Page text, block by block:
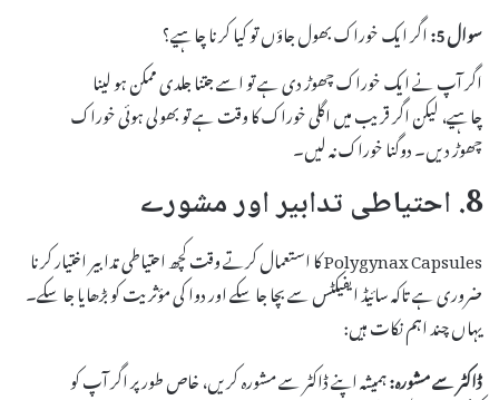
سوال 5: اگر ایک خوراک بھول جاؤں تو کیا کرنا چاہیے؟
اگر آپ نے ایک خوراک چھوڑ دی ہے تو اسے جتنا جلدی ممکن ہو لینا
چاہیے، لیکن اگر قریب میں اگلی خوراک کا وقت ہے تو بھولی ہوئی خوراک
چھوڑ دیں۔ دوگنا خوراک نہ لیں۔
8. احتیاطی تدابیر اور مشورے
Polygynax Capsules کا استعمال کرتے وقت کچھ احتیاطی تدابیر اختیار کرنا
ضروری ہے تاکہ سائیڈ ایفیکٹس سے بچا جا سکے اور دوا کی مؤثریت کو بڑھایا جا سکے۔
یہاں چند اہم نکات ہیں:
ڈاکٹر سے مشورہ:ہمیشہ اپنے ڈاکٹر سے مشورہ کریں، خاص طور پر اگر آپ کو